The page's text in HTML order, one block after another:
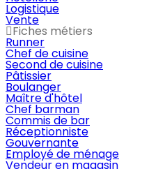
Logistique
Vente
Fiches métiers
Runner
Chef de cuisine
Second de cuisine
Pâtissier
Boulanger
Maître d'hôtel
Chef barman
Commis de bar
Réceptionniste
Gouvernante
Employé de ménage
Vendeur en magasin